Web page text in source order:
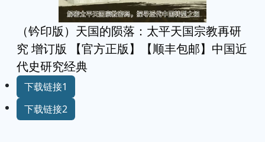
（钤印版）天国的陨落：太平天国宗教再研
究 增订版 【官方正版】【顺丰包邮】中国近
代史研究经典
下载链接1
下载链接2